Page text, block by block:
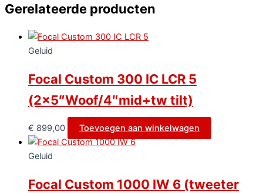
Gerelateerde producten
Geluid
Focal Custom 300 IC LCR 5
(2×5″Woof/4″mid+tw tilt)
€ 899,00 Toevoegen aan winkelwagen
Geluid
Focal Custom 1000 IW 6 (tweeter